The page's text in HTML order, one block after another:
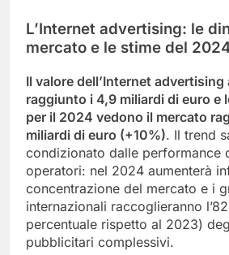
L’Internet advertising: le
mercato e le stime del
Il valore dell’Internet
raggiunto i 4,9 miliardi di euro e
per il 2024 vedono il mercato
miliardi di euro (+10%). Il trend
condizionato dalle performance
operatori: nel 2024 aumenterà
concentrazione del mercato e i
internazionali raccoglieranno
percentuale rispetto al 2023)
pubblicitari complessivi.